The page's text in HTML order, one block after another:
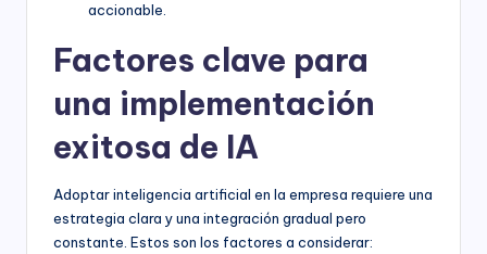
accionable.
Factores clave para
una implementación
exitosa de IA
Adoptar inteligencia artificial en la empresa requiere una
estrategia clara y una integración gradual pero
constante. Estos son los factores a considerar: